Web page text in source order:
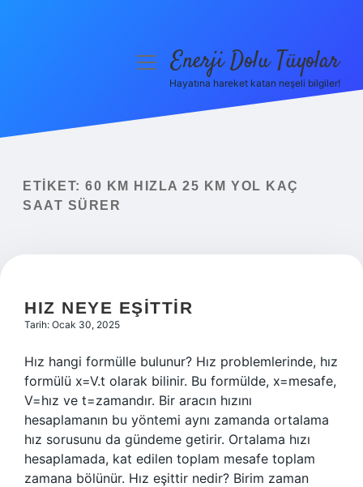
Yasal Uyarı
menüyüEnerji Dolu Tüyolar
Hayatına hareket katan neşeli bilgiler!
ETIKET: 60 KM HIZLA 25 KM YOL KAÇ
SAAT SÜRER
HIZ NEYE EŞITTIR
Tarih: Ocak 30, 2025
Hız hangi formülle bulunur? Hız problemlerinde, hız
formülü x=V.t olarak bilinir. Bu formülde, x=mesafe,
V=hız ve t=zamandır. Bir aracın hızını
hesaplamanın bu yöntemi aynı zamanda ortalama
hız sorusunu da gündeme getirir. Ortalama hızı
hesaplamada, kat edilen toplam mesafe toplam
zamana bölünür. Hız eşittir nedir? Birim zaman